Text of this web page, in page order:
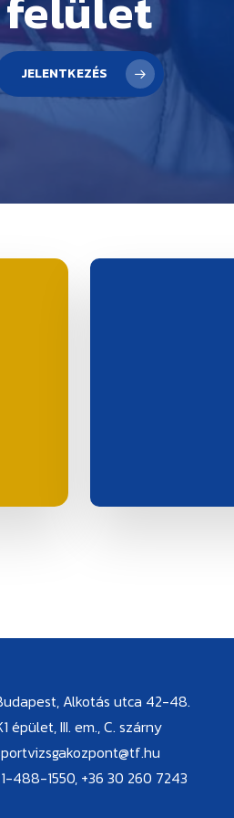
JELENTKEZÉS
Alkotás utca 42-48.
épület, III. em., C. szárny
488-1550, +36 30 260 7243